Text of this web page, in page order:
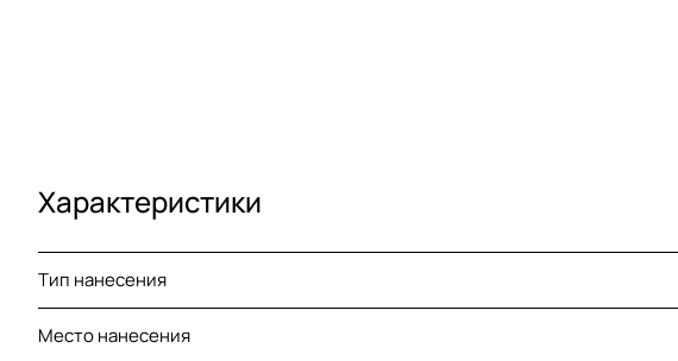
Характеристики
Тип нанесения
Место нанесения